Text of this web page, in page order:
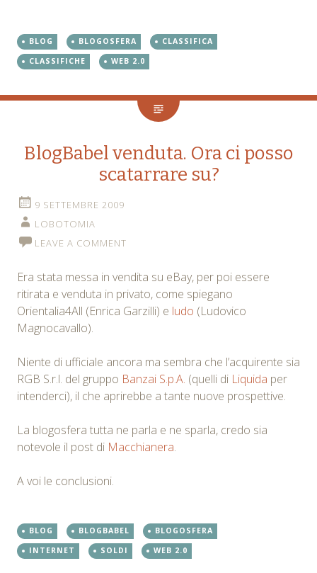
BLOG BLOGOSFERA
CLASSIFICA
CLASSIFICHE
WEB 2.0
BlogBabel venduta. Ora ci posso
scatarrare su?
9 SETTEMBRE 2009
LOBOTOMIA
LEAVE A COMMENT
Era stata messa in vendita su eBay, per poi essere
ritirata e venduta in privato, come spiegano
Orientalia4All (Enrica Garzilli) e ludo (Ludovico
Magnocavallo).
Niente di ufficiale ancora ma sembra che l’acquirente sia
RGB S.r.l. del gruppo Banzai S.p.A. (quelli di Liquida per
intenderci), il che aprirebbe a tante nuove prospettive.
La blogosfera tutta ne parla e ne sparla, credo sia
notevole il post di Macchianera.
A voi le conclusioni.
BLOG BLOGBABEL
BLOGOSFERA
INTERNET
SOLDI WEB 2.0